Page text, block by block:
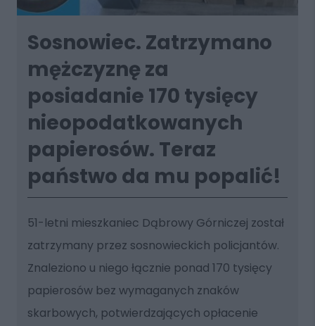
Sosnowiec. Zatrzymano
mężczyznę za
posiadanie 170 tysięcy
nieopodatkowanych
papierosów. Teraz
państwo da mu popalić!
51-letni mieszkaniec Dąbrowy Górniczej został
zatrzymany przez sosnowieckich policjantów.
Znaleziono u niego łącznie ponad 170 tysięcy
papierosów bez wymaganych znaków
skarbowych, potwierdzających opłacenie